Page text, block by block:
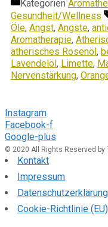
Kategorien
Gesundheit/Wellness
Öle, Angst, Ängste,
Aromatherapie,
ätherisches Rosenöl ,
Lavendelöl , Limette,
Nervenstärkung,
Instagram
Facebook-f
Google-plus
© 2020 All Rights Reserved by
Kontakt
Impressum
Datenschutzerklärung
Cookie-Richtlinie (EU)